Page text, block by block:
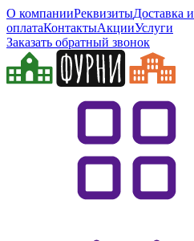
О компанииРеквизитыДоставка и
оплатаКонтактыАкцииУслуги
Заказать обратный звонок